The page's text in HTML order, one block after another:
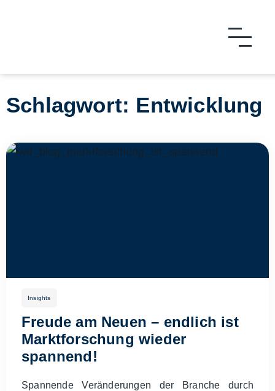
Schlagwort: Entwicklung
Insights
Freude am Neuen – endlich ist
Marktforschung wieder
spannend!
Spannende Veränderungen der Branche durch